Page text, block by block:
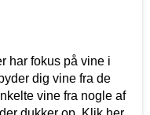
har fokus på vine i
dig vine fra de
vine fra nogle af